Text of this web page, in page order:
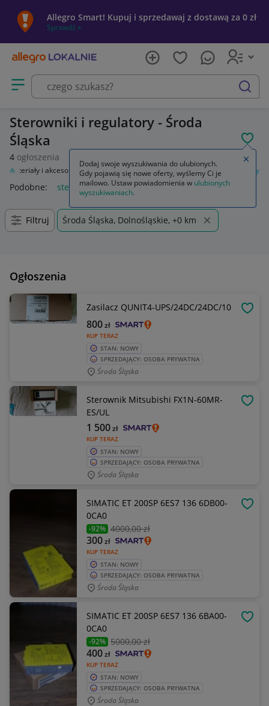
Allegro Smart! Kupuj i sprzedawaj z dostawą za 0 zł
Sprawdź »
Otwórz menu z kategoriami
szukaj
Sterowniki i regulatory - Środa
Śląska
4 ogłoszenia
Materiały i akcesoria Automatyka przemysłowa Sterowniki i regulatory
Podobne: sterowniki i regulatory
Filtruj Środa Śląska, Dolnośląskie, +0 km
Ogłoszenia
Zasilacz QUNIT4-UPS/24DC/24DC/10
KUP TERAZ
800zł
STAN: NOWY
SPRZEDAJĄCY: OSOBA PRYWATNA
Środa Śląska
Sterownik Mitsubishi FX1N-60MR-
ES/UL
KUP TERAZ
1 500zł
STAN: NOWY
SPRZEDAJĄCY: OSOBA PRYWATNA
Środa Śląska
SIMATIC ET 200SP 6ES7 136 6DB00-
0CA0
-92% 4000,00 zł
KUP TERAZ
300zł
STAN: NOWY
SPRZEDAJĄCY: OSOBA PRYWATNA
Środa Śląska
SIMATIC ET 200SP 6ES7 136 6BA00-
0CA0
-92% 5000,00 zł
KUP TERAZ
400zł
STAN: NOWY
SPRZEDAJĄCY: OSOBA PRYWATNA
Środa Śląska
Dodaj swoje wyszukiwania do ulubionych.
Gdy pojawią się nowe oferty, wyślemy Ci je
mailowo. Ustaw powiadomienia w ulubionych
wyszukiwaniach.